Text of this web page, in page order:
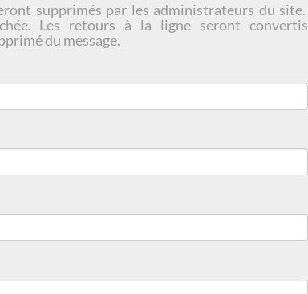
supprimés par les administrateurs du site.
Les retours à la ligne seront convertis
du message.